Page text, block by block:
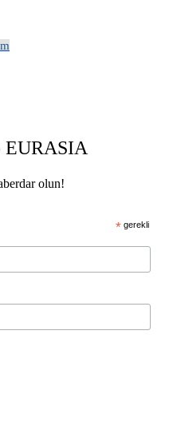
EURASIA
olun!
* gerekli